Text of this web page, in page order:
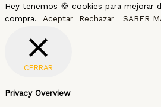
Hey tenemos 🍪 cookies para mejorar
compra.
Aceptar Rechazar SABER
CERRAR
Privacy Overview